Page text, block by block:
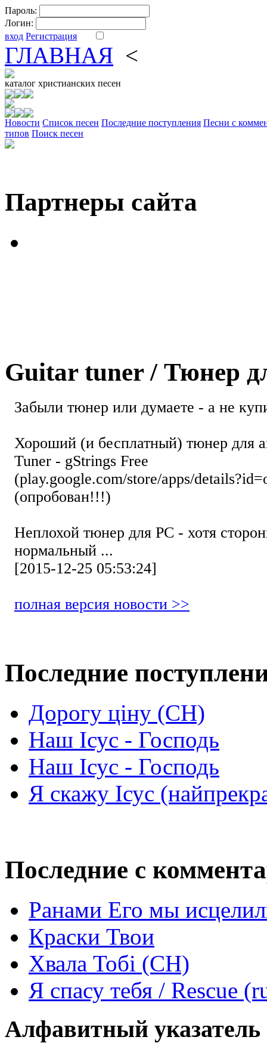
Пароль:
Логин:
вход Регистрация
ГЛАВНАЯ <
каталог христианских песен
Новости Cписок песен Последние поступления Песни с
типов Поиск песен
Партнеры сайта
Guitar tuner / Тюнер
Забыли тюнер или думаете - а не
Хороший (и бесплатный) тюнер для
Tuner - gStrings Free
(play.google.com/store/apps/
(опробован!!!)
Неплохой тюнер для РС - хотя
нормальный ...
[2015-12-25 05:53:24]
полная версия новости >>
Последние
Дорогу ціну (СН)
Наш Ісус - Господь
Наш Ісус - Господь
Я скажу Ісус
Последние с
Ранами Его мы
Краски Твои
Хвала Тобі (СН)
Я спасу тебя / Rescue
Алфавитный указатель